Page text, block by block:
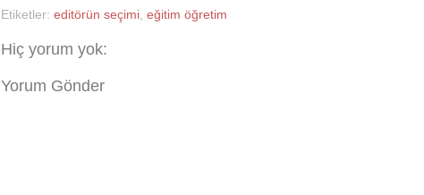
Etiketler: editörün seçimi eğitim öğretim
Hiç yorum yok:
Yorum Gönder